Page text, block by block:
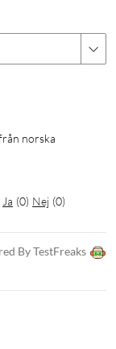
norska
Ja (0) Nej (0)
By TestFreaks